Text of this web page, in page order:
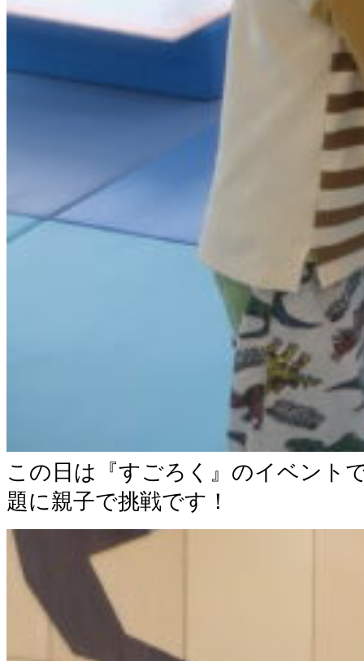
この日は『すごろく』のイベント
題に親子で挑戦です！